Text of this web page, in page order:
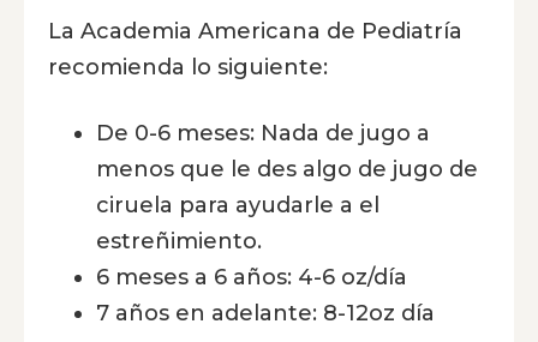
La Academia Americana de Pediatría
recomienda lo siguiente:
De 0-6 meses: Nada de jugo a
menos que le des algo de jugo de
ciruela para ayudarle a el
estreñimiento.
6 meses a 6 años: 4-6 oz/día
7 años en adelante: 8-12oz día